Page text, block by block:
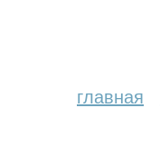
главная